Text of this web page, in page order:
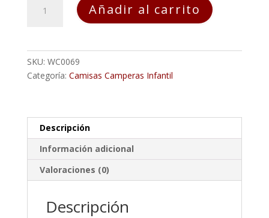
Campero
cantidad
Añadir al carrito
SKU: WC0069
Categoría: Camisas Camperas Infantil
Descripción
Información adicional
Valoraciones (0)
Descripción